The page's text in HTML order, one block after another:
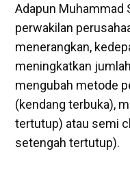
Adapun Muhammad
perwakilan
menerangkan,
meningkatkan
mengubah metode
(kendang terbuka),
tertutup) atau semi
setengah tertutup).